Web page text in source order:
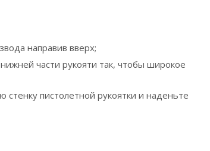
направив вверх;
части рукояти так, чтобы широкое
пистолетной рукоятки и наденьте